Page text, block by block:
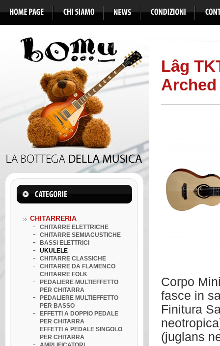
CHITARRERIA
CHITARRE ELETTRICHE
CHITARRE SEMIACUSTICHE
BASSI ELETTRICI
UKULELE
CHITARRE CLASSICHE
CHITARRE DA FLAMENCO
CHITARRE FOLK
PEDALIERE MULTIEFFETTO
PER CHITARRA
PEDALIERE MULTIEFFETTO
PER BASSO
EFFETTI A DOPPIO PEDALE
PER CHITARRA
EFFETTI A PEDALE SINGOLO
PER CHITARRA
Lâg
Corpo
fasce in
Finitura
(juglans